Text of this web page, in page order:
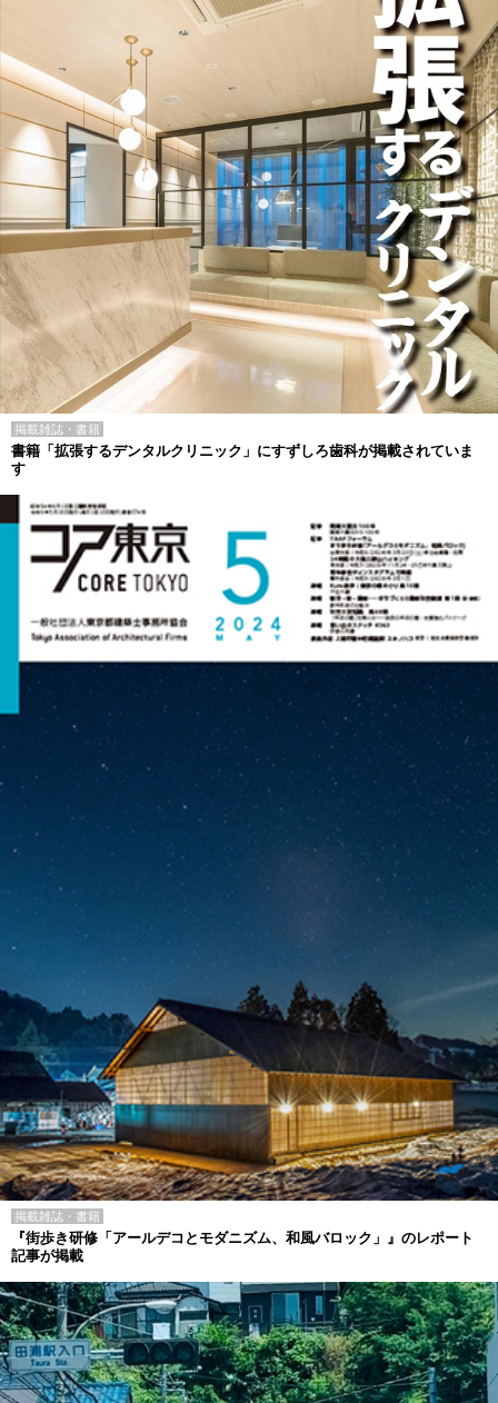
掲載雑誌・書籍
書籍「拡張するデンタルクリニック」にすずしろ歯科が掲載されていま
す
掲載雑誌・書籍
『街歩き研修「アールデコとモダニズム、和風バロック」』のレポート
記事が掲載